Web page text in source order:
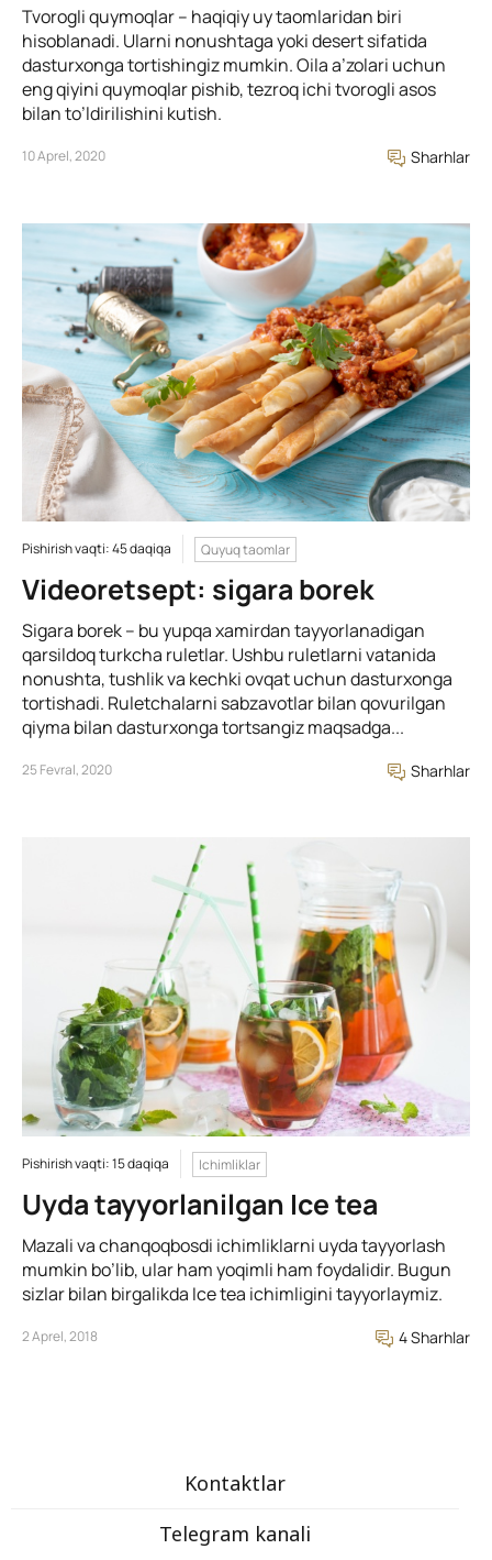
Tvorogli quymoqlar – haqiqiy uy taomlaridan biri
hisoblanadi. Ularni nonushtaga yoki desert sifatida
dasturxonga tortishingiz mumkin. Oila a’zolari uchun
eng qiyini quymoqlar pishib, tezroq ichi tvorogli asos
bilan to’ldirilishini kutish.
10 Aprel, 2020 Sharhlar
Pishirish vaqti: 45 daqiqa Quyuq taomlar
Videoretsept: sigara borek
Sigara borek – bu yupqa xamirdan tayyorlanadigan
qarsildoq turkcha ruletlar. Ushbu ruletlarni vatanida
nonushta, tushlik va kechki ovqat uchun dasturxonga
tortishadi. Ruletchalarni sabzavotlar bilan qovurilgan
qiyma bilan dasturxonga tortsangiz maqsadga...
25 Fevral, 2020 Sharhlar
Pishirish vaqti: 15 daqiqa Ichimliklar
Uyda tayyorlanilgan Ice tea
Mazali va chanqoqbosdi ichimliklarni uyda tayyorlash
mumkin bo’lib, ular ham yoqimli ham foydalidir. Bugun
sizlar bilan birgalikda Ice tea ichimligini tayyorlaymiz.
2 Aprel, 2018 4 Sharhlar
Kontaktlar
Telegram kanali